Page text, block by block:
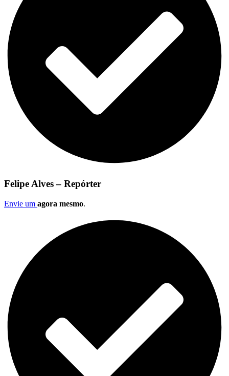
Felipe Alves – Repórter
Envie um agora mesmo.